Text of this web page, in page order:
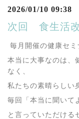
2026/01/10 09:38
次回 食生活
毎月開催の健康セミ
本当に大事なのは、
なく、
私たちの素晴らしい
毎回「本当に聞いて
と言っていただける